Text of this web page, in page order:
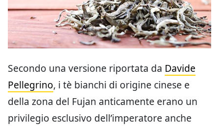
Secondo una versione riportata da Davide
Pellegrino, i tè bianchi di origine cinese e
della zona del Fujan anticamente erano un
privilegio esclusivo dell’imperatore anche